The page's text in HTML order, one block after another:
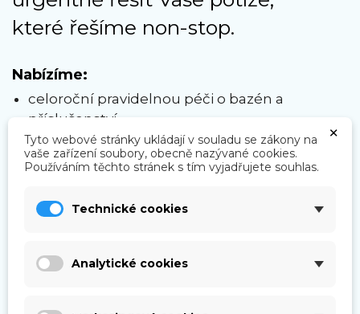
které řešíme non-stop.
Nabízíme:
celoroční pravidelnou péči o bazén a
příslušenství,
kompletní servisní služby v oblasti bazénů a
technologií,
rychlé řešení jakéhokoliv problému,
poradenství v údržbě bazénové vody, rychlý
výjezd technika,
vody, lepení,
×
Tyto webové stránky ukládají v souladu se zákony na
vaše zařízení soubory, obecně nazývané cookies.
Používáním těchto stránek s tím vyjadřujete souhlas.
Technické cookies
Analytické cookies